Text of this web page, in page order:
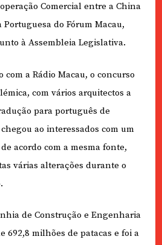
Comercial entre a China
do Fórum Macau,
à Assembleia Legislativa.
com a Rádio Macau, o concurso
com vários arquitectos a
para português de
ao interessados com um
acordo com a mesma fonte,
várias alterações durante o
de Construção e Engenharia
692,8 milhões de patacas e foi a